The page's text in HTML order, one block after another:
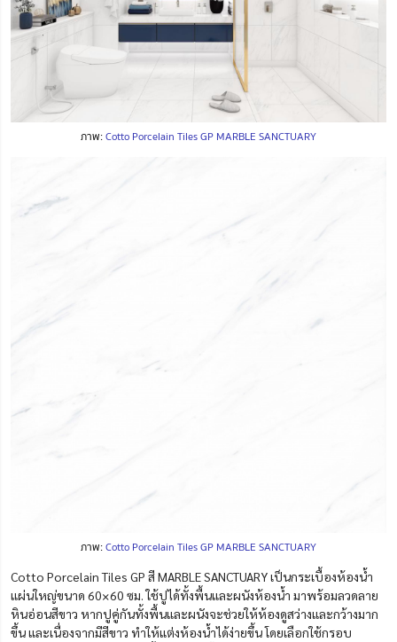
ภาพ:Cotto Porcelain Tiles GP MARBLE SANCTUARY
ภาพ:Cotto Porcelain Tiles GP MARBLE SANCTUARY
Cotto Porcelain Tiles GP สี MARBLE SANCTUARY เป็นกระเบื้องห้องน้ำ
แผ่นใหญ่ขนาด 60×60 ซม. ใช้ปูได้ทั้งพื้นและผนังห้องน้ำ มาพร้อมลวดลาย
หินอ่อนสีขาว หากปูคู่กันทั้งพื้นและผนังจะช่วยให้ห้องดูสว่างและกว้างมาก
ขึ้น และเนื่องจากมีสีขาว ทำให้แต่งห้องน้ำได้ง่ายขึ้น โดยเลือกใช้กรอบ